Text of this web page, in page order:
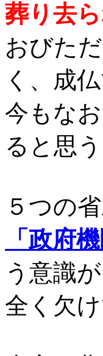
葬り去ら
おびた
く、成
今もな
ると思う
５つの
「政府
う意識が
全く欠